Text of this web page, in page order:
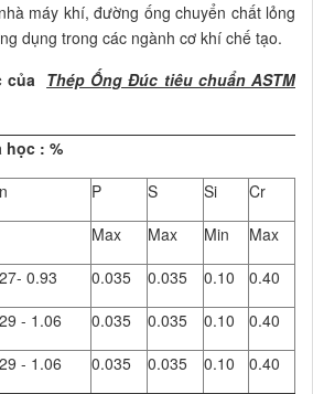
máy khí, đường ống chuyển chất lỏng
dụng trong các ngành cơ khí chế tạo.
của Thép Ống Đúc tiêu chuẩn ASTM
học : %
P S Si Cr
Max Max Min Max
0.93 0.035 0.035 0.10 0.40
- 1.06 0.035 0.035 0.10 0.40
- 1.06 0.035 0.035 0.10 0.40